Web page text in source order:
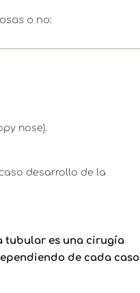
o no:
nose).
desarrollo de la
tubular es una cirugía
de cada caso